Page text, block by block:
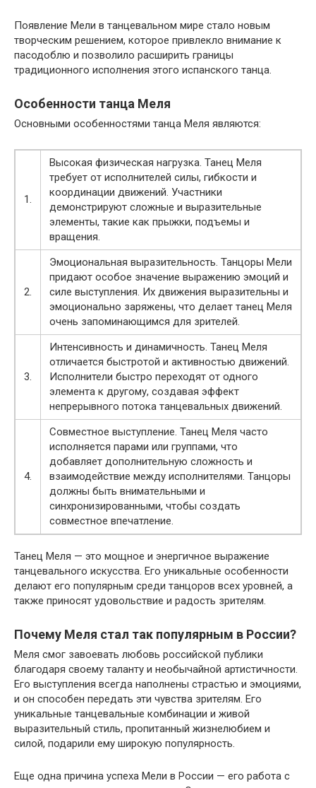
Появление Мели в танцевальном мире стало новым
творческим решением, которое привлекло внимание к
пасодоблю и позволило расширить границы
традиционного исполнения этого испанского танца.
Особенности танца Меля
Основными особенностями танца Меля являются:
1.
Высокая физическая нагрузка. Танец Меля
требует от исполнителей силы, гибкости и
координации движений. Участники
демонстрируют сложные и выразительные
элементы, такие как прыжки, подъемы и
вращения.
2.
Эмоциональная выразительность. Танцоры Мели
придают особое значение выражению эмоций и
силе выступления. Их движения выразительны и
эмоционально заряжены, что делает танец Меля
очень запоминающимся для зрителей.
3.
Интенсивность и динамичность. Танец Меля
отличается быстротой и активностью движений.
Исполнители быстро переходят от одного
элемента к другому, создавая эффект
непрерывного потока танцевальных движений.
4.
Совместное выступление. Танец Меля часто
исполняется парами или группами, что
добавляет дополнительную сложность и
взаимодействие между исполнителями. Танцоры
должны быть внимательными и
синхронизированными, чтобы создать
совместное впечатление.
Танец Меля — это мощное и энергичное выражение
танцевального искусства. Его уникальные особенности
делают его популярным среди танцоров всех уровней, а
также приносят удовольствие и радость зрителям.
Почему Меля стал так популярным в России?
Меля смог завоевать любовь российской публики
благодаря своему таланту и необычайной артистичности.
Его выступления всегда наполнены страстью и эмоциями,
и он способен передать эти чувства зрителям. Его
уникальные танцевальные комбинации и живой
выразительный стиль, пропитанный жизнелюбием и
силой, подарили ему широкую популярность.
Еще одна причина успеха Мели в России — его работа с